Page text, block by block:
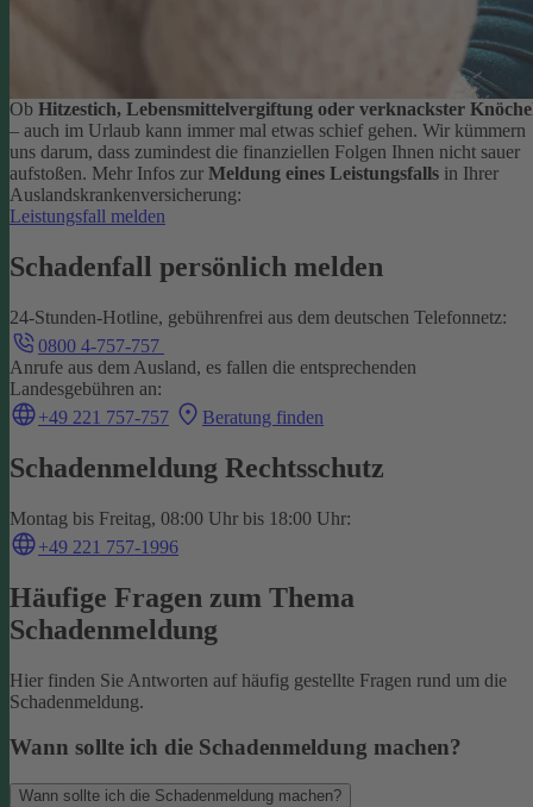
Ob Hitzestich, Lebensmittelvergiftung oder verknackster
– auch im Urlaub kann immer mal etwas schief gehen. Wir kümmern
uns darum, dass zumindest die finanziellen Folgen Ihnen nicht sauer
aufstoßen. Mehr Infos zur Meldung eines Leistungsfalls in Ihrer
Auslandskrankenversicherung:
Leistungsfall melden
Schadenfall persönlich melden
24-Stunden-Hotline, gebührenfrei aus dem deutschen Telefonnetz:
0800 4-757-757
Anrufe aus dem Ausland, es fallen die entsprechenden
Landesgebühren an:
+49 221 757-757
Beratung finden
Schadenmeldung Rechtsschutz
Montag bis Freitag, 08:00 Uhr bis 18:00 Uhr:
+49 221 757-1996
Häufige Fragen zum Thema
Schadenmeldung
Hier finden Sie Antworten auf häufig gestellte Fragen rund um die
Schadenmeldung.
Wann sollte ich die Schadenmeldung machen?
Wann sollte ich die Schadenmeldung machen?